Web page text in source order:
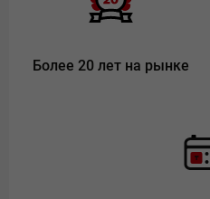
Более 20 лет на рынке